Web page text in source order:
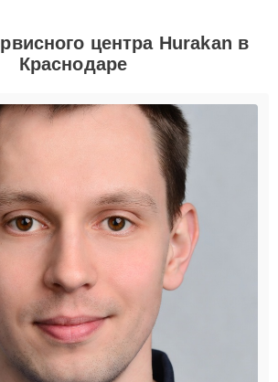
центра Hurakan в
Краснодаре